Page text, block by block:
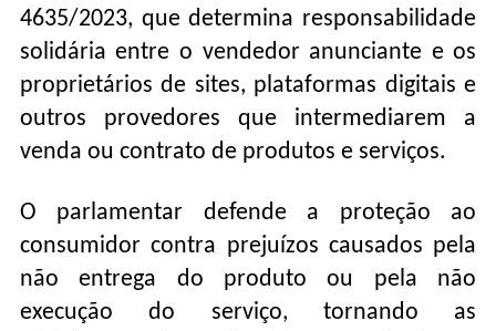
4635/2023, que determina responsabilidade
solidária entre o vendedor anunciante e os
proprietários de sites, plataformas digitais e
outros provedores que intermediarem a
venda ou contrato de produtos e serviços.
O parlamentar defende a proteção ao
consumidor contra prejuízos causados pela
não entrega do produto ou pela não
execução do serviço, tornando as